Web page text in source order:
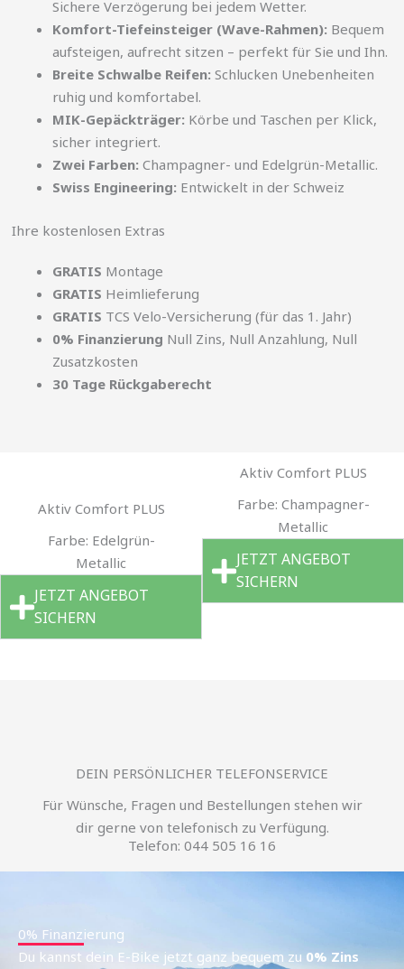
Sichere Verzögerung bei jedem Wetter.
Komfort-Tiefeinsteiger (Wave-Rahmen): Bequem
aufsteigen, aufrecht sitzen – perfekt für Sie und Ihn.
Breite Schwalbe Reifen: Schlucken Unebenheiten
ruhig und komfortabel.
MIK-Gepäckträger: Körbe und Taschen per Klick,
sicher integriert.
Zwei Farben: Champagner- und Edelgrün-Metallic.
Swiss Engineering: Entwickelt in der Schweiz
Ihre kostenlosen Extras
GRATIS Montage
GRATIS Heimlieferung
GRATIS TCS Velo-Versicherung (für das 1. Jahr)
0% Finanzierung Null Zins, Null Anzahlung, Null
Zusatzkosten
30 Tage Rückgaberecht
Aktiv Comfort PLUS
Farbe: Edelgrün-
Metallic
JETZT ANGEBOT
SICHERN
Aktiv Comfort PLUS
Farbe: Champagner-
Metallic
JETZT ANGEBOT
SICHERN
DEIN PERSÖNLICHER TELEFONSERVICE
Für Wünsche, Fragen und Bestellungen stehen wir
dir gerne von telefonisch zu Verfügung.
Telefon: 044 505 16 16
0% Finanzierung
Du kannst dein E-Bike jetzt ganz bequem zu 0% Zins